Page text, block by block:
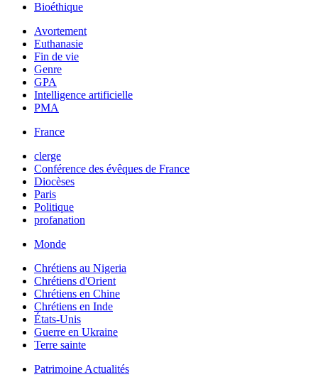
Bioéthique
Avortement
Euthanasie
Fin de vie
Genre
GPA
Intelligence artificielle
PMA
France
clerge
Conférence des évêques de France
Diocèses
Paris
Politique
profanation
Monde
Chrétiens au Nigeria
Chrétiens d'Orient
Chrétiens en Chine
Chrétiens en Inde
États-Unis
Guerre en Ukraine
Terre sainte
Patrimoine Actualités